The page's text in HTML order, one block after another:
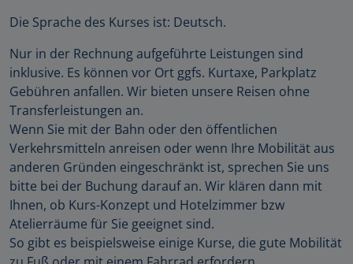
Die Sprache des Kurses ist: Deutsch.
Nur in der Rechnung aufgeführte Leistungen sind
inklusive. Es können vor Ort ggfs. Kurtaxe, Parkplatz
Gebühren anfallen. Wir bieten unsere Reisen ohne
Transferleistungen an.
Wenn Sie mit der Bahn oder den öffentlichen
Verkehrsmitteln anreisen oder wenn Ihre Mobilität aus
anderen Gründen eingeschränkt ist, sprechen Sie uns
bitte bei der Buchung darauf an. Wir klären dann mit
Ihnen, ob Kurs-Konzept und Hotelzimmer bzw
Atelierräume für Sie geeignet sind.
So gibt es beispielsweise einige Kurse, die gute Mobilität